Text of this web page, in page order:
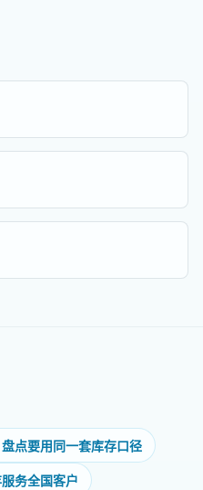
点要用同一套库存口径
务全国客户